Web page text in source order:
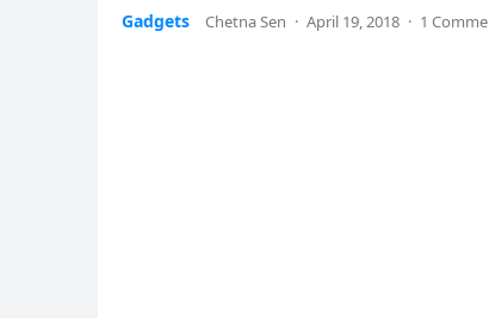
Gadgets Chetna Sen · April 19, 2018 · 1